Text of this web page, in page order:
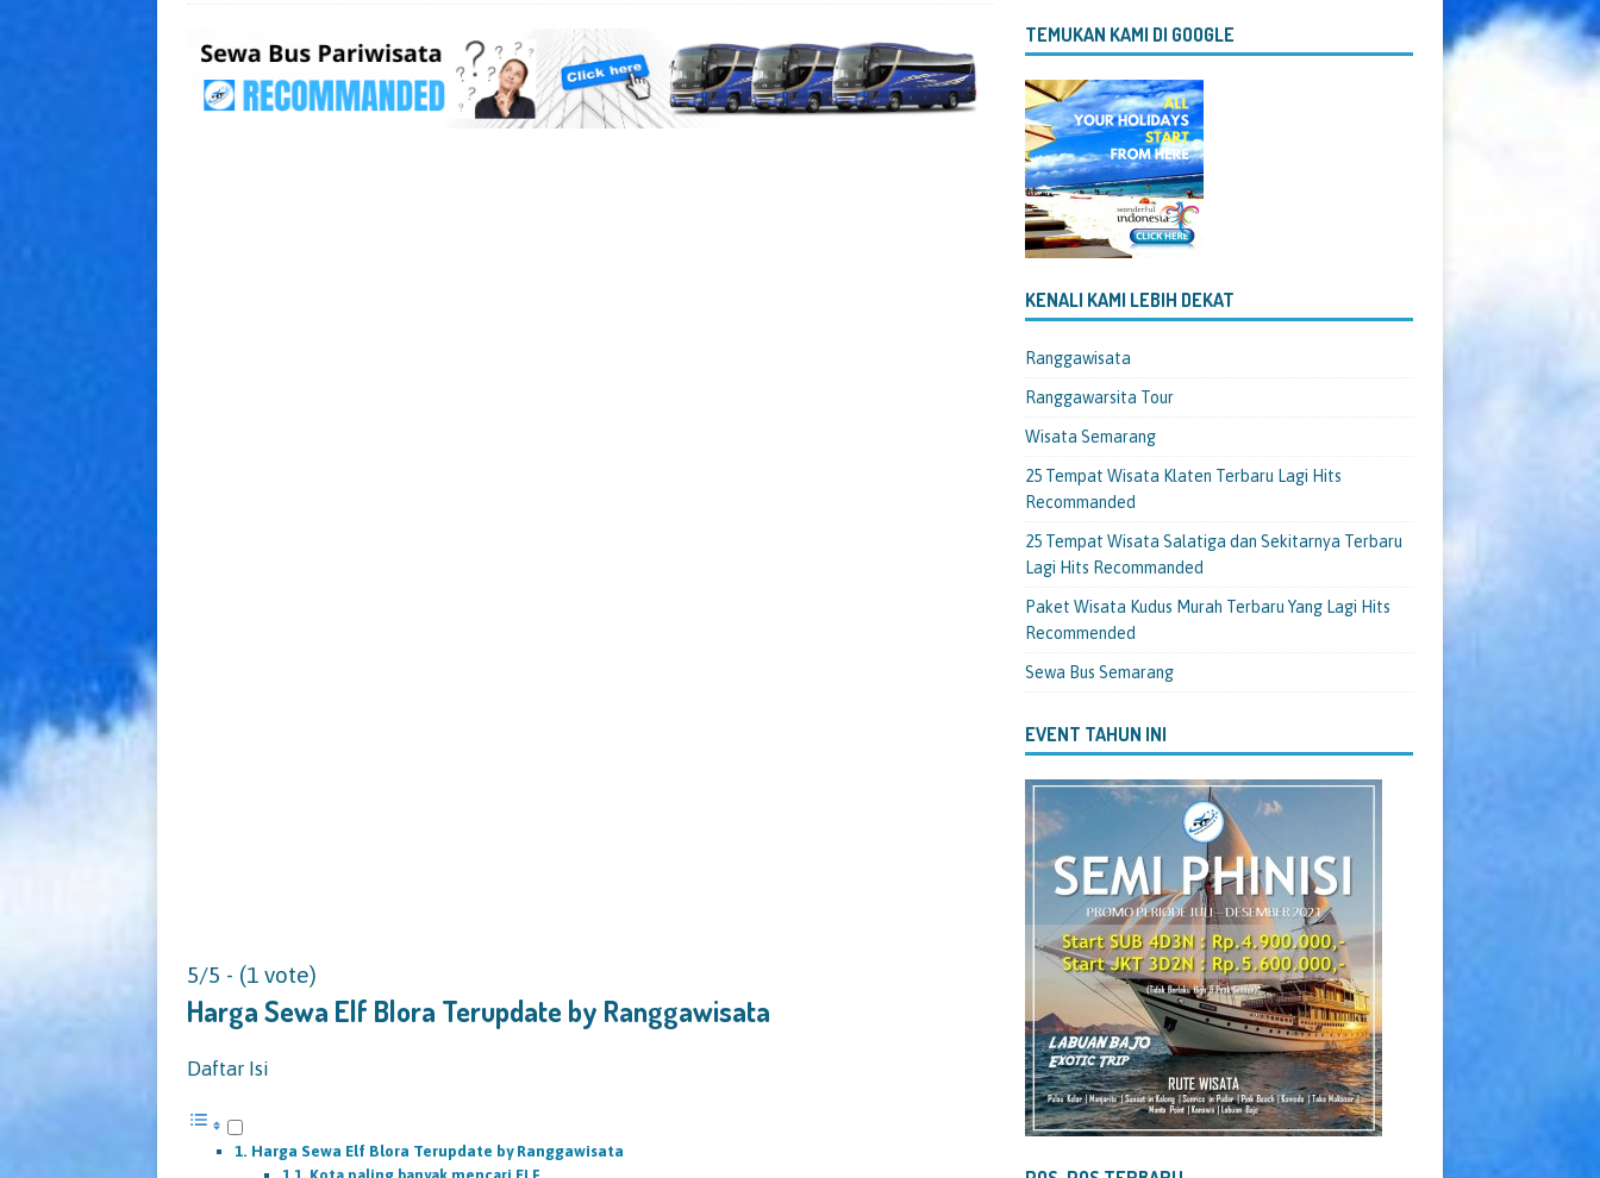
5/5 - (1 vote)
Harga Sewa Elf Blora Terupdate by Ranggawisata
Daftar Isi
Harga Sewa Elf Blora Terupdate by Ranggawisata
TEMUKAN KAMI DI GOOGLE
KENALI KAMI LEBIH DEKAT
Ranggawisata
Ranggawarsita Tour
Wisata Semarang
25 Tempat Wisata Klaten Terbaru Lagi Hits
Recommanded
25 Tempat Wisata Salatiga dan Sekitarnya Terbaru
Lagi Hits Recommanded
Paket Wisata Kudus Murah Terbaru Yang Lagi Hits
Recommended
Sewa Bus Semarang
EVENT TAHUN INI